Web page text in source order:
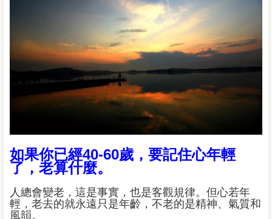
如果你已經40-60歲，要記住心年輕
了，老算什麼。
人總會變老，這是事實，也是客觀規律。但心若年
輕，老去的就永遠只是年齡，不老的是精神、氣質和
風韻。